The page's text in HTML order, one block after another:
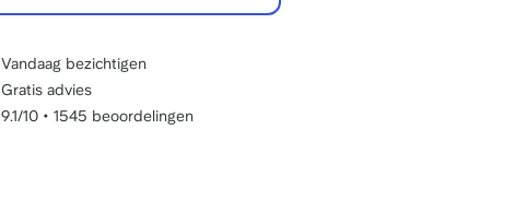
Vandaag bezichtigen
Gratis advies
9.1/10 • 1545 beoordelingen